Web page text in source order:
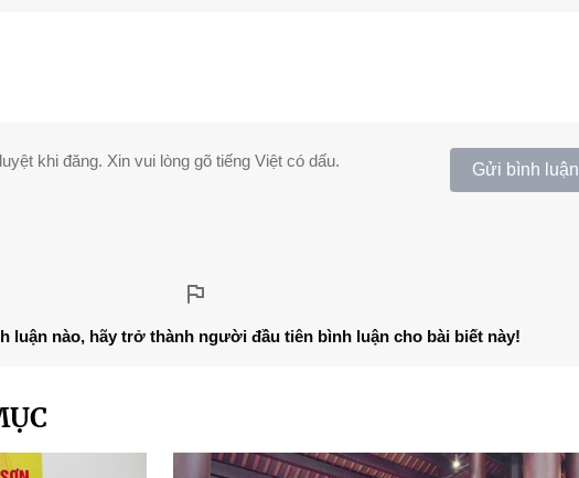
khi đăng. Xin vui lòng gõ tiếng Việt có dấu. Gửi bình luận
luận nào, hãy trở thành người đầu tiên bình luận cho bài biết này!